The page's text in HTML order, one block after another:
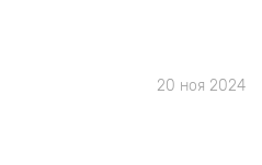
20 ноя 2024